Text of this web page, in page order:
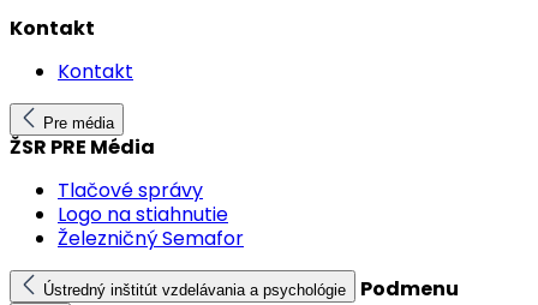
Kontakt
Kontakt
Pre média
ŽSR PRE Média
Tlačové správy
Logo na stiahnutie
Železničný Semafor
Ústredný inštitút vzdelávania a psychológie Podmenu